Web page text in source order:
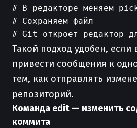
# В редакторе меняем
# Сохраняем файл
Такой подход удобен, если
привести сообщения к
тем, как отправлять
репозиторий.
Команда edit — изменить
коммита